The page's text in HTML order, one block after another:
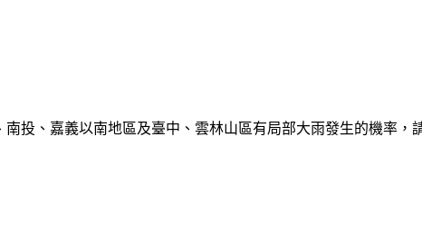
投、嘉義以南地區及臺中、雲林山區有局部大雨發生的機率